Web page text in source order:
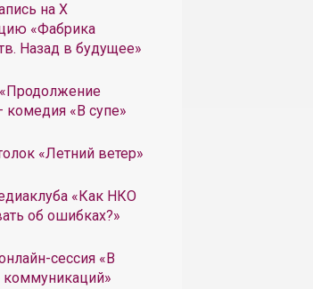
на X
«Фабрика
Назад в будущее»
комедия «В супе»
«Летний ветер»
«Как НКО
об ошибках?»
сессия «В
коммуникаций»